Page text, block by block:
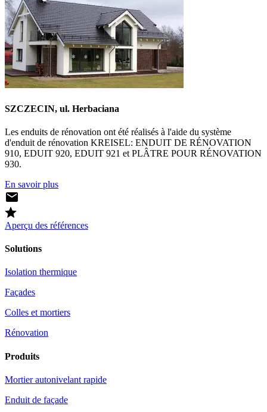
SZCZECIN, ul. Herbaciana
Les enduits de rénovation ont été réalisés à l'aide du système
d'enduit de rénovation KREISEL: ENDUIT DE RÉNOVATION
910, EDUIT 920, EDUIT 921 et PLÂTRE POUR RÉNOVATION
930.
En savoir plus
Aperçu des références
Solutions
Isolation thermique
Façades
Colles et mortiers
Rénovation
Produits
Mortier autonivelant rapide
Enduit de façade